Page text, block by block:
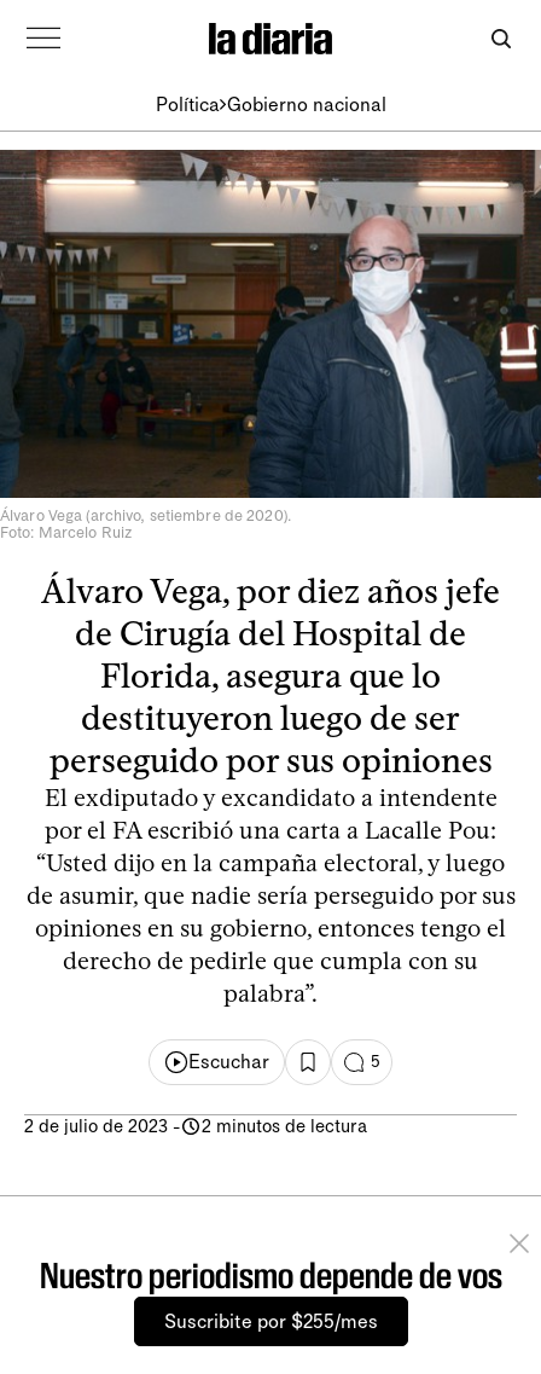
Política Gobierno nacional
Álvaro Vega (archivo, setiembre de 2020).
Foto: Marcelo Ruiz
Álvaro Vega, por diez años jefe
de Cirugía del Hospital de
Florida, asegura que lo
destituyeron luego de ser
perseguido por sus opiniones
El exdiputado y excandidato a intendente
por el FA escribió una carta a Lacalle Pou:
“Usted dijo en la campaña electoral, y luego
de asumir, que nadie sería perseguido por sus
opiniones en su gobierno, entonces tengo el
derecho de pedirle que cumpla con su
palabra”.
Escuchar 5
2 de julio de 2023 - 2 minutos de lectura
Nuestro periodismo depende de vos
Suscribite por $255/mes